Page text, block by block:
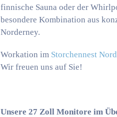
finnische Sauna oder der
besondere Kombination aus
Norderney.
Workation im Storchennest
Wir freuen uns auf Sie!
Unsere 27 Zoll Monitore im